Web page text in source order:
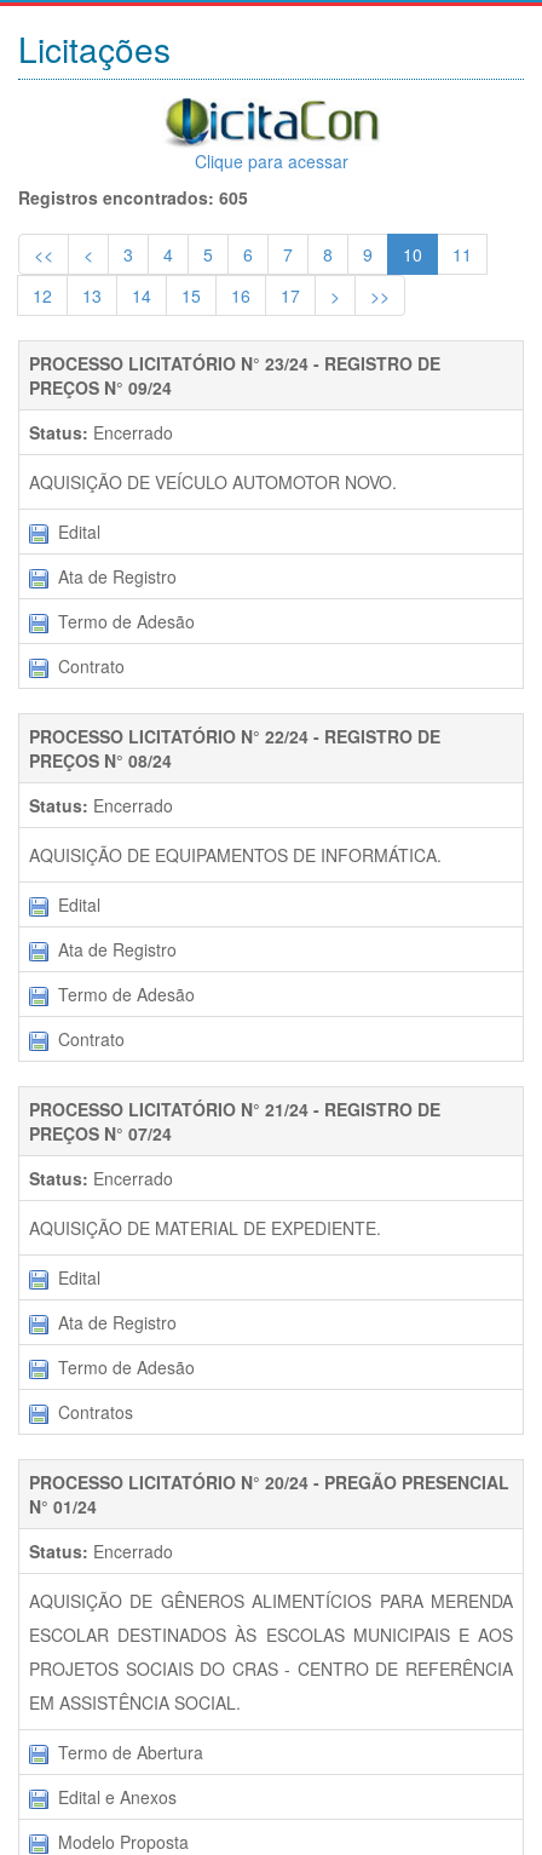
Licitações
Clique para acessar
Registros encontrados: 605
<< < 3 4 5 6 7 8 9 10
11
12
13 14 15 16 17 > >>
PROCESSO LICITATÓRIO N° 23/24 - REGISTRO DE
PREÇOS N° 09/24
Status: Encerrado
AQUISIÇÃO DE VEÍCULO AUTOMOTOR NOVO.
Edital
Ata de Registro
Termo de Adesão
Contrato
PROCESSO LICITATÓRIO N° 22/24 - REGISTRO DE
PREÇOS N° 08/24
Status: Encerrado
AQUISIÇÃO DE EQUIPAMENTOS DE INFORMÁTICA.
Edital
Ata de Registro
Termo de Adesão
Contrato
PROCESSO LICITATÓRIO N° 21/24 - REGISTRO DE
PREÇOS N° 07/24
Status: Encerrado
AQUISIÇÃO DE MATERIAL DE EXPEDIENTE.
Edital
Ata de Registro
Termo de Adesão
Contratos
PROCESSO LICITATÓRIO N° 20/24 - PREGÃO PRESENCIAL
N° 01/24
Status: Encerrado
AQUISIÇÃO DE GÊNEROS ALIMENTÍCIOS PARA MERENDA
ESCOLAR DESTINADOS ÀS ESCOLAS MUNICIPAIS E AOS
PROJETOS SOCIAIS DO CRAS - CENTRO DE REFERÊNCIA
EM ASSISTÊNCIA SOCIAL.
Termo de Abertura
Edital e Anexos
Modelo Proposta